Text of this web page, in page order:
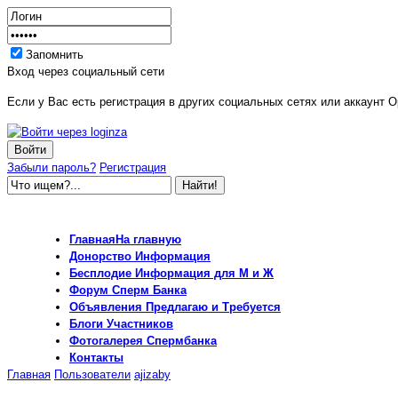
Запомнить
Вход через социальный сети
Если у Вас есть регистрация в других социальных сетях или аккаунт
Забыли пароль? Регистрация
Главная На главную
Донорство Информация
Бесплодие Информация для М и Ж
Форум Сперм Банка
Объявления Предлагаю и Требуется
Блоги Участников
Фотогалерея Спермбанка
Контакты
Главная Пользователи ajizaby